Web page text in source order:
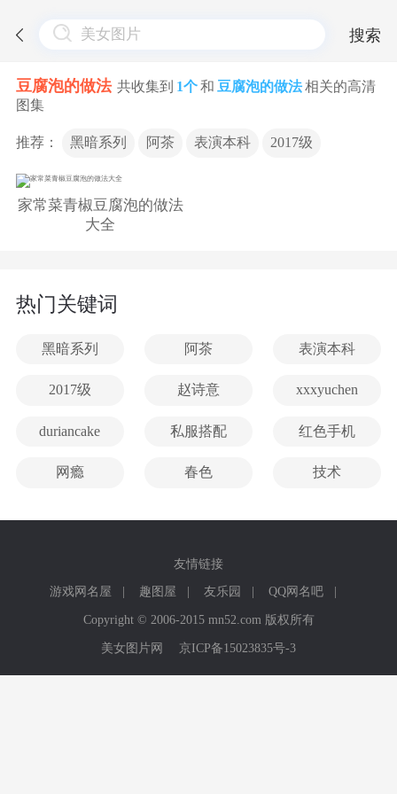
搜索
豆腐泡的做法 共收集到 1个和 豆腐泡的做法相关的高清
图集
推荐： 黑暗系列 阿茶 表演本科 2017级
家常菜青椒豆腐泡的做法
大全
热门关键词
黑暗系列 阿茶 表演本科
2017级 赵诗意 xxxyuchen
duriancake 私服搭配 红色手机
网瘾 春色 技术
友情链接
游戏网名屋
| 趣图屋 | 友乐园 | QQ网名吧
|
Copyright © 2006-2015 mn52.com 版权所有
美女图片网
京ICP备15023835号-3